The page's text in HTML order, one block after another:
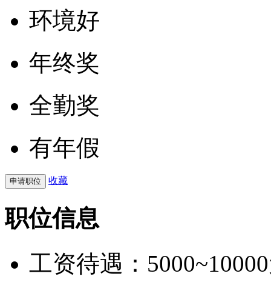
环境好
年终奖
全勤奖
有年假
收藏
职位信息
工资待遇：